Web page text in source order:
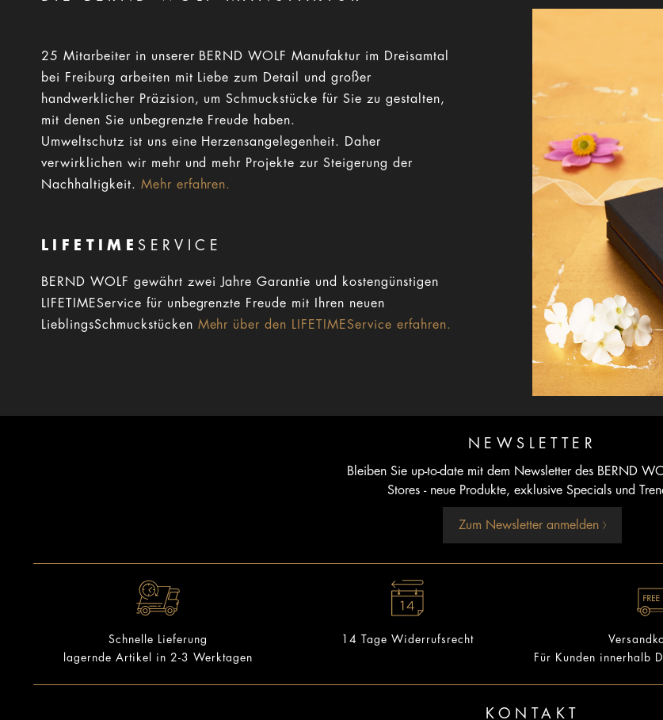
25 Mitarbeiter in unserer BERND WOLF Manufaktur im Dreisamtal
bei Freiburg arbeiten mit Liebe zum Detail und großer
handwerklicher Präzision, um Schmuckstücke für Sie zu gestalten,
mit denen Sie unbegrenzte Freude haben.
Umweltschutz ist uns eine Herzensangelegenheit. Daher
verwirklichen wir mehr und mehr Projekte zur Steigerung der
Nachhaltigkeit. Mehr erfahren.
LIFETIME SERVICE
BERND WOLF gewährt zwei Jahre Garantie und kostengünstigen
LIFETIMEService für unbegrenzte Freude mit Ihren neuen
LieblingsSchmuckstücken Mehr über den LIFETIMEService erfahren.
NEWSLETTER
Bleiben Sie up-to-date mit dem Newsletter des BERND
Stores - neue Produkte, exklusive Specials und
Zum Newsletter anmelden
Schnelle Lieferung
lagernde Artikel in 2-3 Werktagen
14 Tage Widerrufsrecht
Für Kunden innerhalb
KONTAKT